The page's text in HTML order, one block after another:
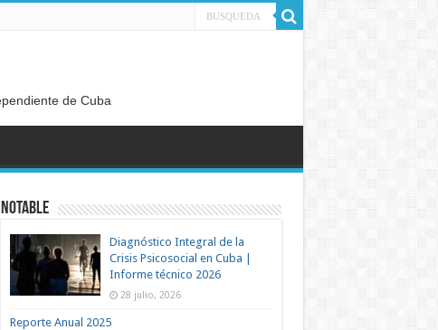
de Cuba
Notable
Diagnóstico Integral de la
Crisis Psicosocial en Cuba |
Informe técnico 2026
28 julio, 2026
Reporte Anual 2025